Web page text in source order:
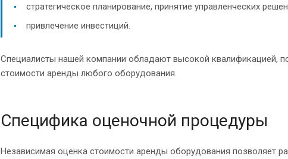
стратегическое планирование, принятие управленческих
привлечение инвестиций.
Специалисты нашей компании обладают высокой квалификацией,
стоимости аренды любого оборудования.
Специфика оценочной процедуры
Независимая оценка стоимости аренды оборудования позволяет